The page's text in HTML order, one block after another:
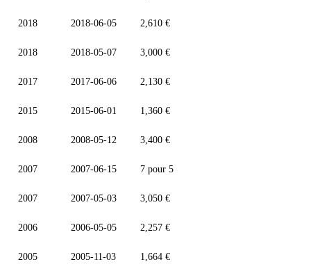
2018 2018-06-05 2,610 €
2018 2018-05-07 3,000 €
2017 2017-06-06 2,130 €
2015 2015-06-01 1,360 €
2008 2008-05-12 3,400 €
2007 2007-06-15 7 pour 5
2007 2007-05-03 3,050 €
2006 2006-05-05 2,257 €
2005 2005-11-03 1,664 €